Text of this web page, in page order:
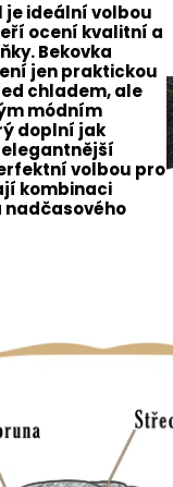
je ideální volbou
ocení kvalitní a
Bekovka
jen praktickou
chladem, ale
módním
doplní jak
volbou pro
kombinaci
nadčasového